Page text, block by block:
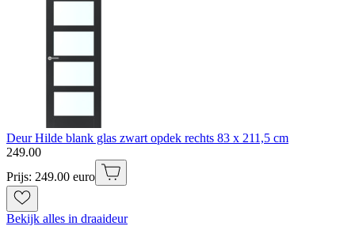
Deur Hilde blank glas zwart opdek rechts 83 x 211,5 cm
249.00
Prijs: 249.00 euro
Bekijk alles in draaideur